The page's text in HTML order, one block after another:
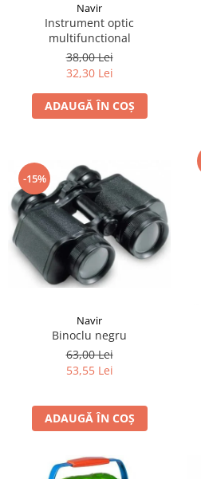
Navir
Instrument optic
multifunctional
38,00 Lei
32,30 Lei
ADAUGĂ ÎN COȘ
-15%
Navir
Binoclu negru
63,00 Lei
53,55 Lei
ADAUGĂ ÎN COȘ